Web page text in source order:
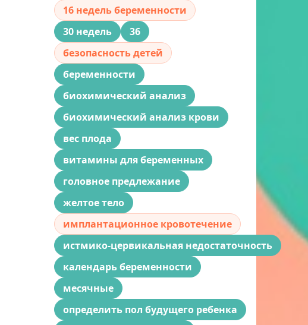
16 недель беременности
30 недель
36
безопасность детей
беременности
биохимический анализ
биохимический анализ крови
вес плода
витамины для беременных
головное предлежание
желтое тело
имплантационное кровотечение
истмико-цервикальная недостаточность
календарь беременности
месячные
определить пол будущего ребенка